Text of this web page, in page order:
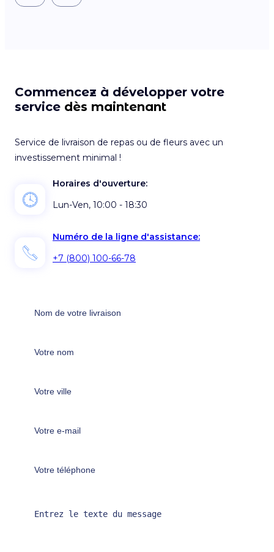
Commencez à développer votre
service dès maintenant
Service de livraison de repas ou de fleurs avec un
investissement minimal !
Horaires d'ouverture:
Lun-Ven, 10:00 - 18:30
Numéro de la ligne d'assistance:
+7 (800) 100-66-78